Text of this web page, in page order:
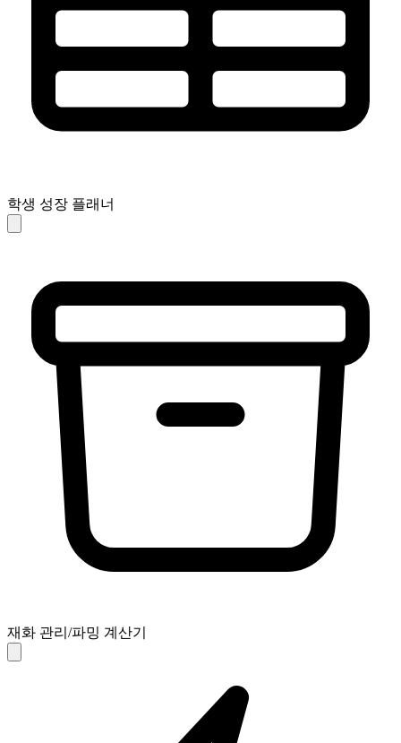
학생 성장 플래너
재화 관리/파밍 계산기